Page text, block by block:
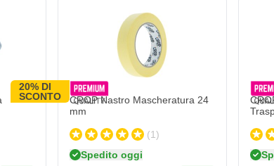
20% DI
SCONTO
CROP Nastro Mascheratura 24
mm
(1)
Spedito oggi